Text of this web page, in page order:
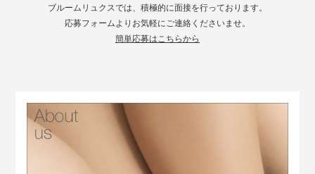
ブルームリュクスでは、積極的に面接を行っております。
応募フォームよりお気軽にご連絡くださいませ。
簡単応募はこちらから